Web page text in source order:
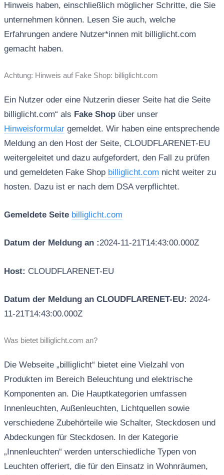
Hinweis haben, einschließlich möglicher Schritte, die Sie
unternehmen können. Lesen Sie auch, welche
Erfahrungen andere Nutzer*innen mit billiglicht.com
gemacht haben.
Achtung: Hinweis auf Fake Shop: billiglicht.com
Ein Nutzer oder eine Nutzerin dieser Seite hat die Seite
billiglicht.com“ als Fake Shopüber unser
Hinweisformulargemeldet. Wir haben eine entsprechende
Meldung an den Host der Seite, CLOUDFLARENET-EU
weitergeleitet und dazu aufgefordert, den Fall zu prüfen
und gemeldeten Fake Shop billiglicht.com nicht weiter zu
hosten. Dazu ist er nach dem DSA verpflichtet.
Gemeldete Seite billiglicht.com
Datum der Meldung an :2024-11-21T14:43:00.000Z
Host: CLOUDFLARENET-EU
Datum der Meldung an CLOUDFLARENET-EU: 2024-
11-21T14:43:00.000Z
Was bietet billiglicht.com an?
Die Webseite „billiglicht“ bietet eine Vielzahl von
Produkten im Bereich Beleuchtung und elektrische
Komponenten an. Die Hauptkategorien umfassen
Innenleuchten, Außenleuchten, Lichtquellen sowie
verschiedene Zubehörteile wie Schalter, Steckdosen und
Abdeckungen für Steckdosen. In der Kategorie
„Innenleuchten“ werden unterschiedliche Typen von
Leuchten offeriert, die für den Einsatz in Wohnräumen,